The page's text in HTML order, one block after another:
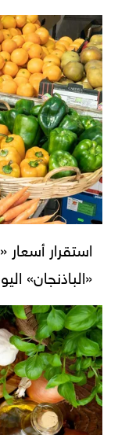
استقرار أسعار
«الباذنجان»